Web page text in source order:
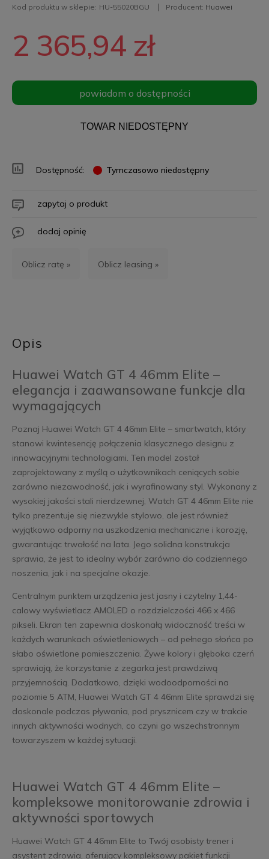
Kod produktu w sklepie: HU-55020BGU Producent: Huawei
2 365,94 zł
powiadom o dostępności
TOWAR NIEDOSTĘPNY
Dostępność: Tymczasowo niedostępny
zapytaj o produkt
dodaj opinię
Oblicz ratę » Oblicz leasing »
Opis
Huawei Watch GT 4 46mm Elite –
elegancja i zaawansowane funkcje dla
wymagających
Poznaj Huawei Watch GT 4 46mm Elite – smartwatch, który
stanowi kwintesencję połączenia klasycznego designu z
innowacyjnymi technologiami. Ten model został
zaprojektowany z myślą o użytkownikach ceniących sobie
zarówno niezawodność, jak i wyrafinowany styl. Wykonany z
wysokiej jakości stali nierdzewnej, Watch GT 4 46mm Elite nie
tylko prezentuje się niezwykle stylowo, ale jest również
wyjątkowo odporny na uszkodzenia mechaniczne i korozję,
gwarantując trwałość na lata. Jego solidna konstrukcja
sprawia, że jest to idealny wybór zarówno do codziennego
noszenia, jak i na specjalne okazje.
Centralnym punktem urządzenia jest jasny i czytelny 1,44-
calowy wyświetlacz AMOLED o rozdzielczości 466 x 466
pikseli. Ekran ten zapewnia doskonałą widoczność treści w
każdych warunkach oświetleniowych – od pełnego słońca po
słabo oświetlone pomieszczenia. Żywe kolory i głęboka czerń
sprawiają, że korzystanie z zegarka jest prawdziwą
przyjemnością. Dodatkowo, dzięki wodoodporności na
poziomie 5 ATM, Huawei Watch GT 4 46mm Elite sprawdzi się
doskonale podczas pływania, pod prysznicem czy w trakcie
innych aktywności wodnych, co czyni go wszechstronnym
towarzyszem w każdej sytuacji.
Huawei Watch GT 4 46mm Elite –
kompleksowe monitorowanie zdrowia i
aktywności sportowych
Huawei Watch GT 4 46mm Elite to Twój osobisty trener i
asystent zdrowia, oferujący kompleksowy pakiet funkcji